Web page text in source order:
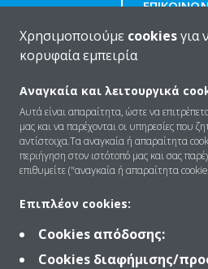
Ποιοι είμαστε
Λύσεις
Επικοινωνία
Χρησιμοποιούμε cookiesγια
κορυφαία εμπειρία
Αναγκαία και λειτουργικά
Αυτά είναι απαραίτητα, ώστε να
μας και να παρέχονται οι υπηρεσίες που
αντίστοιχα.Τα αναγκαία ή απαραίτητα
περιήγηση στον ιστότοπό μας και σας
επιθυμείτε ("αναγκαία ή απαραίτητα
Επιπλέον cookies:
Cookies απόδοσης:
Cookies διαφήμισης/